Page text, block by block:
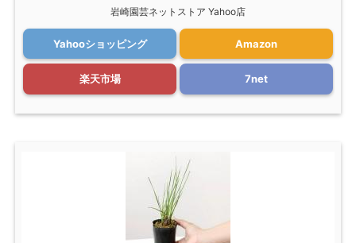
岩崎園芸ネットストア Yahoo店
Yahooショッピング Amazon
楽天市場 7net